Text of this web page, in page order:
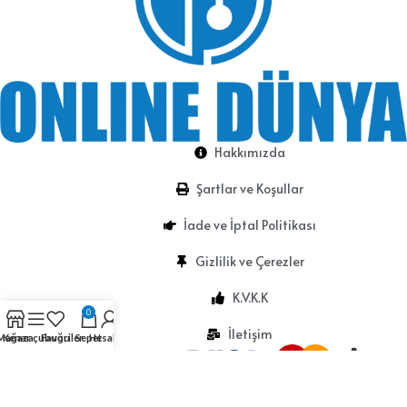
Hakkımızda
Şartlar ve Koşullar
İade ve İptal Politikası
Gizlilik ve Çerezler
K.V.K.K
İletişim
Kenar çubuğu
Favoriler
0
SepetHesabım